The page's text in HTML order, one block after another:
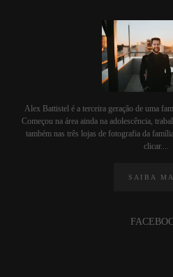
Alex Battistel é a terceira geração de uma
Começou na área ainda na adolescência,
também nas três lojas de fotografia da
clicar....
SAIBA